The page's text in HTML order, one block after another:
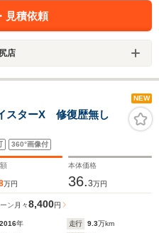
見積依頼
店
NEW
スターX 修復歴無し
360°画像付
万円
本体価格
36.3万円
ン 月々8,400円
2016年 走行 9.3万km